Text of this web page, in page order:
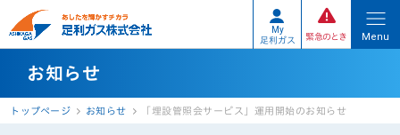
My
足利ガス
緊急のとき Menu
お知らせ
トップページ お知らせ 「埋設管照会サービス」運用開始のお知らせ